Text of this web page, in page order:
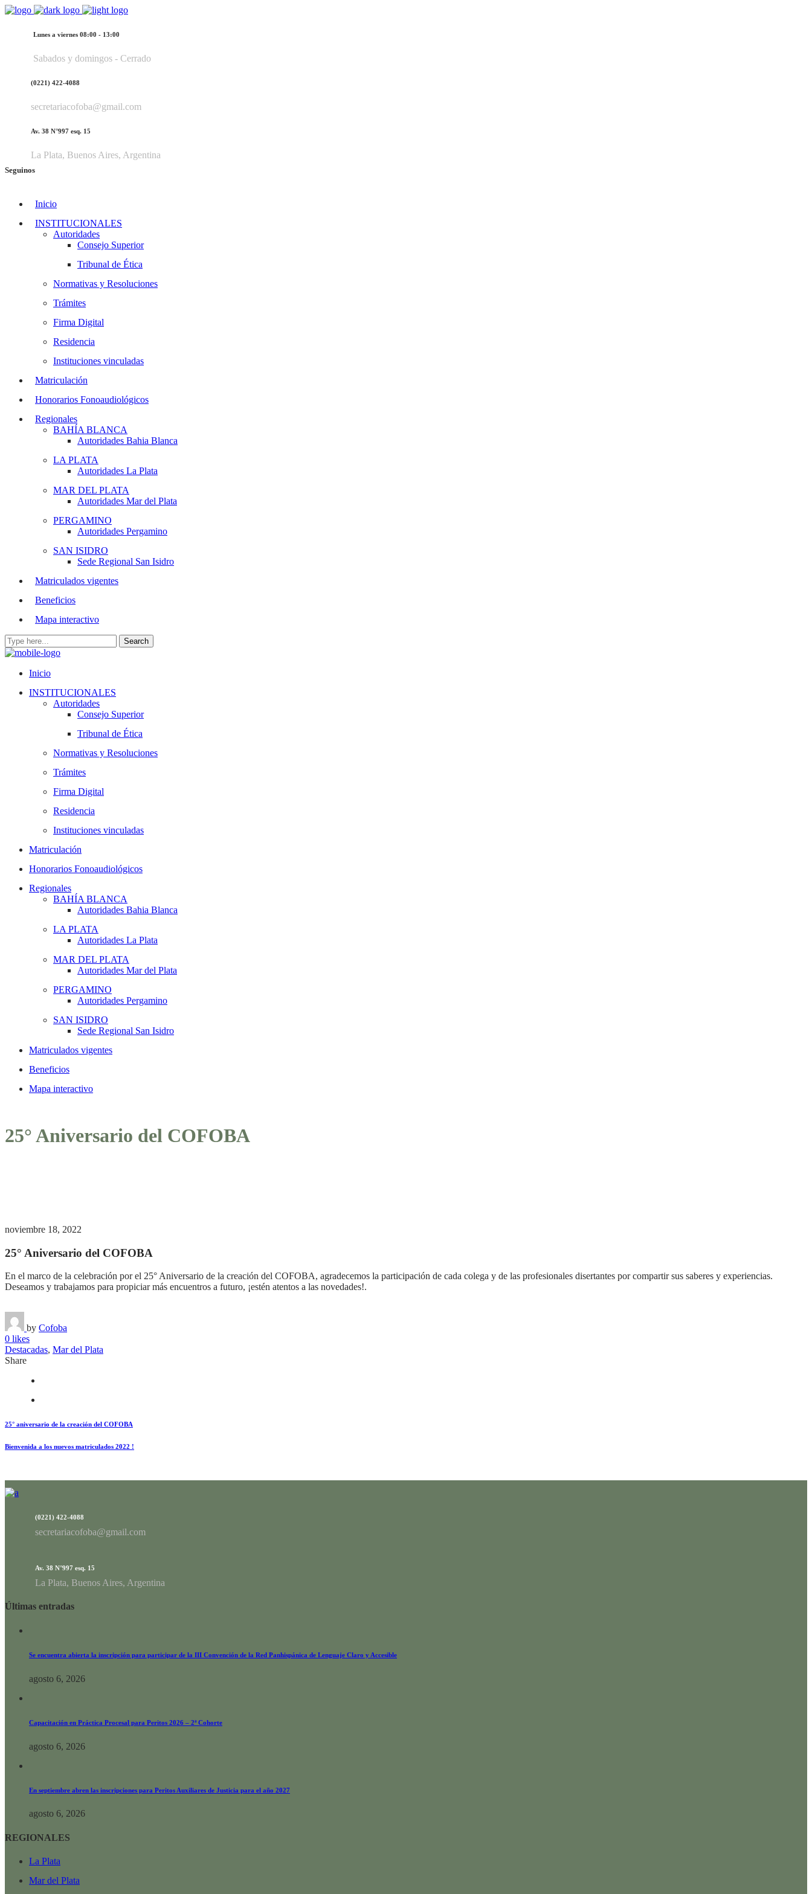
Lunes a viernes 08:00 - 13:00
Sabados y domingos - Cerrado
(0221) 422-4088
secretariacofoba@gmail.com
Av. 38 N°997 esq. 15
La Plata, Buenos Aires, Argentina
Seguinos
Inicio
INSTITUCIONALES
Autoridades
Consejo Superior
Tribunal de Ética
Normativas y Resoluciones
Trámites
Firma Digital
Residencia
Instituciones vinculadas
Matriculación
Honorarios Fonoaudiológicos
Regionales
BAHÍA BLANCA
Autoridades Bahia Blanca
LA PLATA
Autoridades La Plata
MAR DEL PLATA
Autoridades Mar del Plata
PERGAMINO
Autoridades Pergamino
SAN ISIDRO
Sede Regional San Isidro
Matriculados vigentes
Beneficios
Mapa interactivo
Inicio
INSTITUCIONALES
Autoridades
Consejo Superior
Tribunal de Ética
Normativas y Resoluciones
Trámites
Firma Digital
Residencia
Instituciones vinculadas
Matriculación
Honorarios Fonoaudiológicos
Regionales
BAHÍA BLANCA
Autoridades Bahia Blanca
LA PLATA
Autoridades La Plata
MAR DEL PLATA
Autoridades Mar del Plata
PERGAMINO
Autoridades Pergamino
SAN ISIDRO
Sede Regional San Isidro
Matriculados vigentes
Beneficios
Mapa interactivo
25° Aniversario del COFOBA
noviembre 18, 2022
25° Aniversario del COFOBA
En el marco de la celebración por el 25° Aniversario de la creación del COFOBA, agradecemos la participación de cada colega y de las profesionales disertantes por compartir sus saberes y experiencias.
Deseamos y trabajamos para propiciar más encuentros a futuro, ¡estén atentos a las novedades!.
by Cofoba
0 likes
Destacadas, Mar del Plata
Share
25° aniversario de la creación del COFOBA
Bienvenida a los nuevos matriculados 2022 !
(0221) 422-4088
secretariacofoba@gmail.com
Av. 38 N°997 esq. 15
La Plata, Buenos Aires, Argentina
Últimas entradas
Se encuentra abierta la inscripción para participar de la III Convención de la Red Panhispánica de Lenguaje Claro y Accesible
agosto 6, 2026
Capacitación en Práctica Procesal para Peritos 2026 – 2ª Cohorte
agosto 6, 2026
En septiembre abren las inscripciones para Peritos Auxiliares de Justicia para el año 2027
agosto 6, 2026
REGIONALES
La Plata
Mar del Plata